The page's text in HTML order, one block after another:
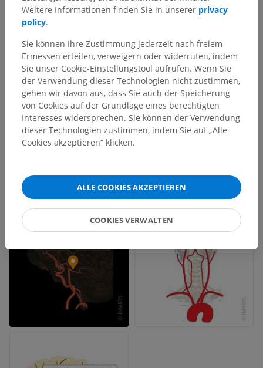
Weitere Informationen finden Sie in unserer privacy
policy.
Sie können Ihre Zustimmung jederzeit nach freiem
Ermessen erteilen, verweigern oder widerrufen, indem
Sie unser Cookie-Einstellungstool aufrufen. Wenn Sie
der Verwendung dieser Technologien nicht zustimmen,
gehen wir davon aus, dass Sie auch der Speicherung
von Cookies auf der Grundlage eines berechtigten
Interesses widersprechen. Sie können der Verwendung
dieser Technologien zustimmen, indem Sie auf „Alle
Cookies akzeptieren“ klicken.
ALLE COOKIES AKZEPTIEREN
COOKIES VERWALTEN